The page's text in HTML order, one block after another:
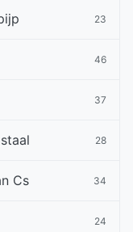
23
46
37
28
Cs 34
24